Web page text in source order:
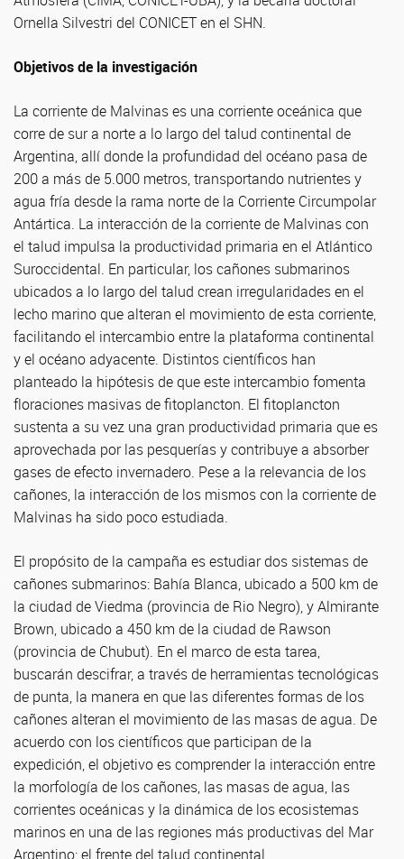
Ornella Silvestri del CONICET en el SHN.
Objetivos de la investigación
La corriente de Malvinas es una corriente oceánica que
corre de sur a norte a lo largo del talud continental de
Argentina, allí donde la profundidad del océano pasa de
200 a más de 5.000 metros, transportando nutrientes y
agua fría desde la rama norte de la Corriente Circumpolar
Antártica. La interacción de la corriente de Malvinas con
el talud impulsa la productividad primaria en el Atlántico
Suroccidental. En particular, los cañones submarinos
ubicados a lo largo del talud crean irregularidades en el
lecho marino que alteran el movimiento de esta corriente,
facilitando el intercambio entre la plataforma continental
y el océano adyacente. Distintos científicos han
planteado la hipótesis de que este intercambio fomenta
floraciones masivas de fitoplancton. El fitoplancton
sustenta a su vez una gran productividad primaria que es
aprovechada por las pesquerías y contribuye a absorber
gases de efecto invernadero. Pese a la relevancia de los
cañones, la interacción de los mismos con la corriente de
Malvinas ha sido poco estudiada.
El propósito de la campaña es estudiar dos sistemas de
cañones submarinos: Bahía Blanca, ubicado a 500 km de
la ciudad de Viedma (provincia de Rio Negro), y Almirante
Brown, ubicado a 450 km de la ciudad de Rawson
(provincia de Chubut). En el marco de esta tarea,
buscarán descifrar, a través de herramientas tecnológicas
de punta, la manera en que las diferentes formas de los
cañones alteran el movimiento de las masas de agua. De
acuerdo con los científicos que participan de la
expedición, el objetivo es comprender la interacción entre
la morfología de los cañones, las masas de agua, las
corrientes oceánicas y la dinámica de los ecosistemas
marinos en una de las regiones más productivas del Mar
Argentino: el frente del talud continental.